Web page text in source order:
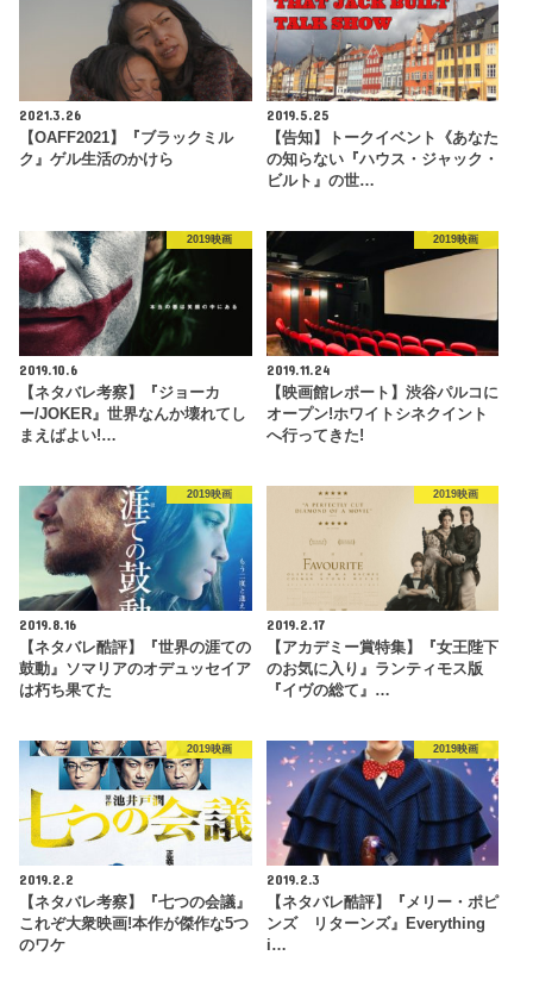
2021.3.26
【OAFF2021】『ブラックミル
ク』ゲル生活のかけら
2019.5.25
【告知】トークイベント《あなた
の知らない『ハウス・ジャック・
ビルト』の世…
2019映画
2019.10.6
【ネタバレ考察】『ジョーカ
ー/JOKER』世界なんか壊れてし
まえばよい!…
2019映画
2019.11.24
【映画館レポート】渋谷パルコに
オープン!ホワイトシネクイント
へ行ってきた!
2019映画
2019.8.16
【ネタバレ酷評】『世界の涯ての
鼓動』ソマリアのオデュッセイア
は朽ち果てた
2019映画
2019.2.17
【アカデミー賞特集】『女王陛下
のお気に入り』ランティモス版
『イヴの総て』…
2019映画
2019.2.2
【ネタバレ考察】『七つの会議』
これぞ大衆映画!本作が傑作な5つ
のワケ
2019映画
2019.2.3
【ネタバレ酷評】『メリー・ポピ
ンズ リターンズ』Everything
i…